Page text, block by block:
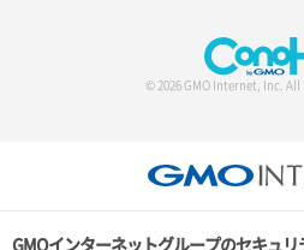
© 2026 GMO Internet, Inc. All
GMOインターネットグループのセキュ